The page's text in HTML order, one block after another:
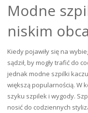
Modne
niskim
Kiedy pojawiły się na
sądził, by mogły trafić do
jednak modne szpilki
większą popularnością. W
szyku szpilek i wygody.
nosić do codziennych